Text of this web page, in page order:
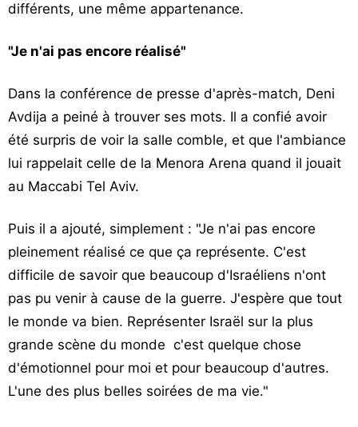
différents, une même appartenance.
"Je n'ai pas encore réalisé"
Dans la conférence de presse d'après-match, Deni
Avdija a peiné à trouver ses mots. Il a confié avoir
été surpris de voir la salle comble, et que l'ambiance
lui rappelait celle de la Menora Arena quand il jouait
au Maccabi Tel Aviv.
Puis il a ajouté, simplement : "Je n'ai pas encore
pleinement réalisé ce que ça représente. C'est
difficile de savoir que beaucoup d'Israéliens n'ont
pas pu venir à cause de la guerre. J'espère que tout
le monde va bien. Représenter Israël sur la plus
grande scène du monde c'est quelque chose
d'émotionnel pour moi et pour beaucoup d'autres.
L'une des plus belles soirées de ma vie."